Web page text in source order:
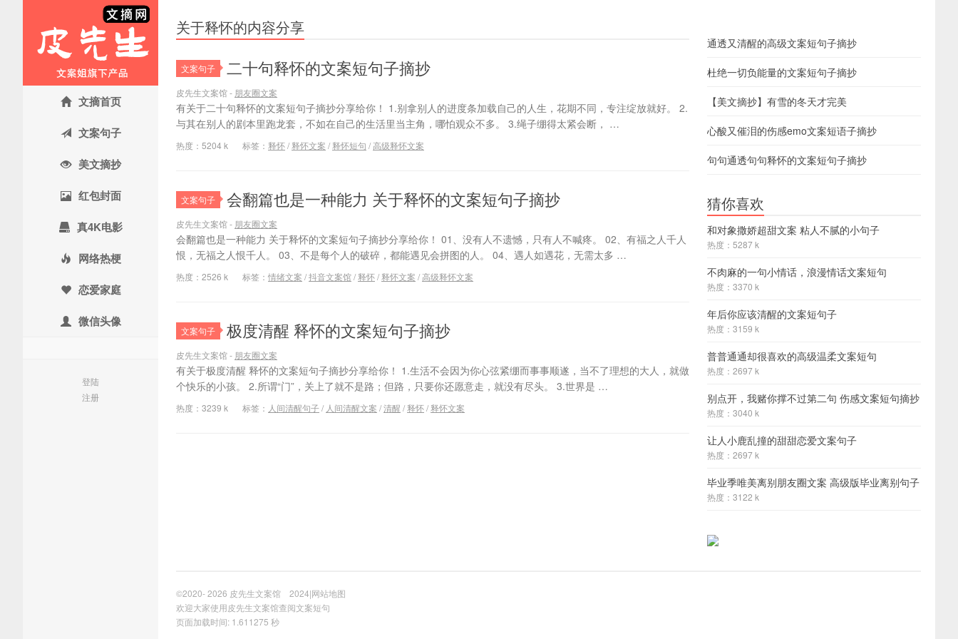
文摘首页
文案句子
美文摘抄
红包封面
真4K电影
网络热梗
恋爱家庭
微信头像
登陆
注册
关于释怀的内容分享
文案句子 二十句释怀的文案短句子摘抄
皮先生文案馆 - 朋友圈文案
有关于二十句释怀的文案短句子摘抄分享给你！ 1.别拿别人的进度条加载自己的人生，花期不同，专注绽放就好。 2.
与其在别人的剧本里跑龙套，不如在自己的生活里当主角，哪怕观众不多。 3.绳子绷得太紧会断， …
热度：5204 k 标签： 释怀/释怀文案 /释怀短句 /高级释怀文案
文案句子 会翻篇也是一种能力 关于释怀的文案短句子摘抄
皮先生文案馆 - 朋友圈文案
会翻篇也是一种能力 关于释怀的文案短句子摘抄分享给你！ 01、没有人不遗憾，只有人不喊疼。 02、有福之人千人
恨，无福之人恨千人。 03、不是每个人的破碎，都能遇见会拼图的人。 04、遇人如遇花，无需太多 …
热度：2526 k 标签： 情绪文案 /抖音文案馆/释怀/释怀文案 /高级释怀文案
文案句子 极度清醒 释怀的文案短句子摘抄
皮先生文案馆 - 朋友圈文案
有关于极度清醒 释怀的文案短句子摘抄分享给你！ 1.生活不会因为你心弦紧绷而事事顺遂，当不了理想的大人，就做
个快乐的小孩。 2.所谓“门”，关上了就不是路；但路，只要你还愿意走，就没有尽头。 3.世界是 …
热度：3239 k 标签： 人间清醒句子/ 人间清醒文案 /清醒 /释怀/释怀文案
通透又清醒的高级文案短句子摘抄
杜绝一切负能量的文案短句子摘抄
【美文摘抄】有雪的冬天才完美
心酸又催泪的伤感emo文案短语子摘抄
句句通透句句释怀的文案短句子摘抄
猜你喜欢
和对象撒娇超甜文案 粘人不腻的小句子
热度：5287 k
不肉麻的一句小情话，浪漫情话文案短句
热度：3370 k
年后你应该清醒的文案短句子
热度：3159 k
普普通通却很喜欢的高级温柔文案短句
热度：2697 k
别点开，我赌你撑不过第二句 伤感文案短句摘抄
热度：3040 k
让人小鹿乱撞的甜甜恋爱文案句子
热度：2697 k
毕业季唯美离别朋友圈文案 高级版毕业离别句子
热度：3122 k
©2020- 2026 皮先生文案馆 2024|网站地图
欢迎大家使用皮先生文案馆查阅文案短句
页面加载时间: 1.611275 秒